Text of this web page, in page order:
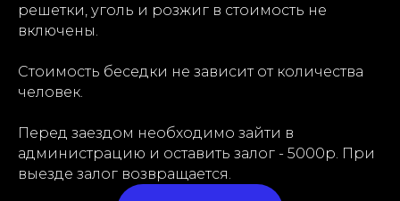
решетки, уголь и розжиг в стоимость не
включены.
Стоимость беседки не зависит от количества
человек.
Перед заездом необходимо зайти в
администрацию и оставить залог - 5000р. При
выезде залог возвращается.